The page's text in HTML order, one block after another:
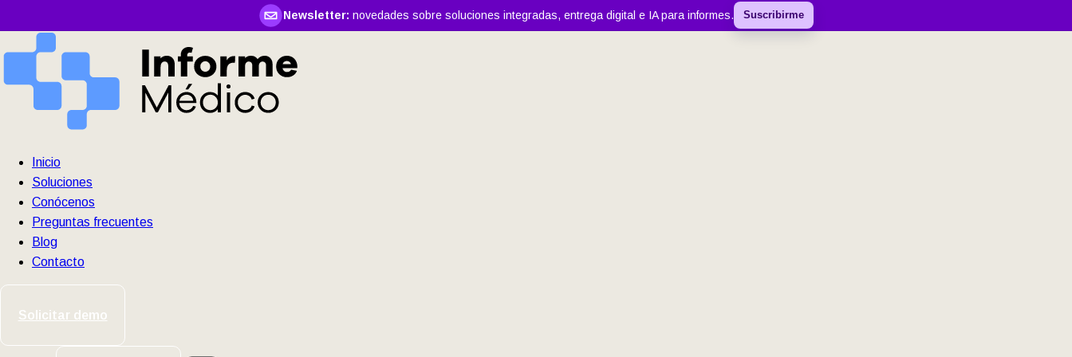
Newsletter: novedades sobre soluciones integradas, entrega digital e IA para informes. Suscribirme
Inicio
Soluciones
Conócenos
Preguntas frecuentes
Blog
Contacto
Solicitar demo